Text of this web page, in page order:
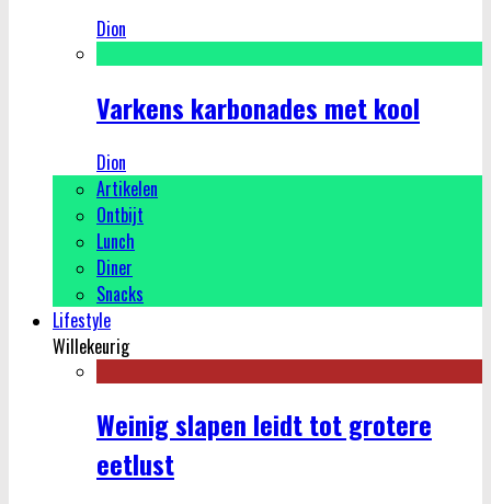
Dion
Varkens karbonades met kool
Dion
Artikelen
Ontbijt
Lunch
Diner
Snacks
Lifestyle
Willekeurig
Weinig slapen leidt tot grotere
eetlust